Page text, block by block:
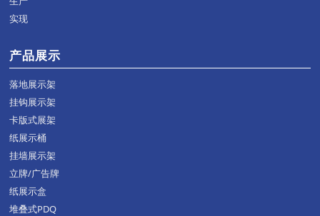
实现
产品展示
落地展示架
挂钩展示架
卡版式展架
纸展示桶
挂墙展示架
立牌/广告牌
纸展示盒
堆叠式PDQ